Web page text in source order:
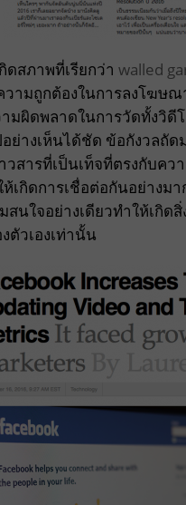
ดสภาพที่เรียกว่า walled
ามถูกต้องในการลงโฆษ
มผิดพลาดในการวัดทั้งวิ
ย่างเห็นได้ชัด ข้อกังวลถั
วสารที่เป็นเท็จที่ตรงกับค
เกิดการเชื่อต่อกันอย่างม
นใจอย่างเดียวทำให้เกิด
ตัวเองเท่านั้น